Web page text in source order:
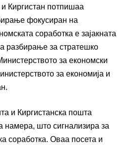
Киргистан потпишаа
фокусиран на
соработка е зајакната
разбирање за стратешко
за економски
за економија и
и Киргистанска пошта
намера, што сигнализира за
соработка. Оваа посета и